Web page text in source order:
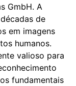
GmbH. A
de
em imagens
humanos.
valioso para
fundamentais